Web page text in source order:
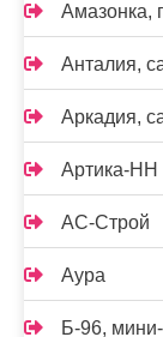
Амазонка,
Анталия,
Аркадия,
Артика-НН
АС-Строй
Аура
Б-96,